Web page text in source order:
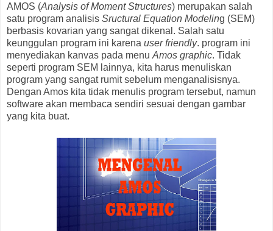
AMOS (Analysis of Moment Structures) merupakan salah
satu program analisis Sructural Equation Modeling (SEM)
berbasis kovarian yang sangat dikenal. Salah satu
keunggulan program ini karena user friendly. program ini
menyediakan kanvas pada menu Amos graphic. Tidak
seperti program SEM lainnya, kita harus menuliskan
program yang sangat rumit sebelum menganalisisnya.
Dengan Amos kita tidak menulis program tersebut, namun
software akan membaca sendiri sesuai dengan gambar
yang kita buat.